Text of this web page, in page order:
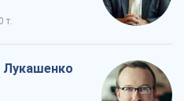
т.
Лукашенко